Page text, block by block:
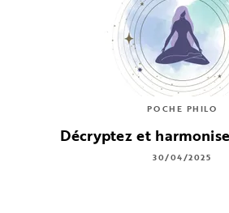
POCHE PHILO
Décryptez et
30/04/2025